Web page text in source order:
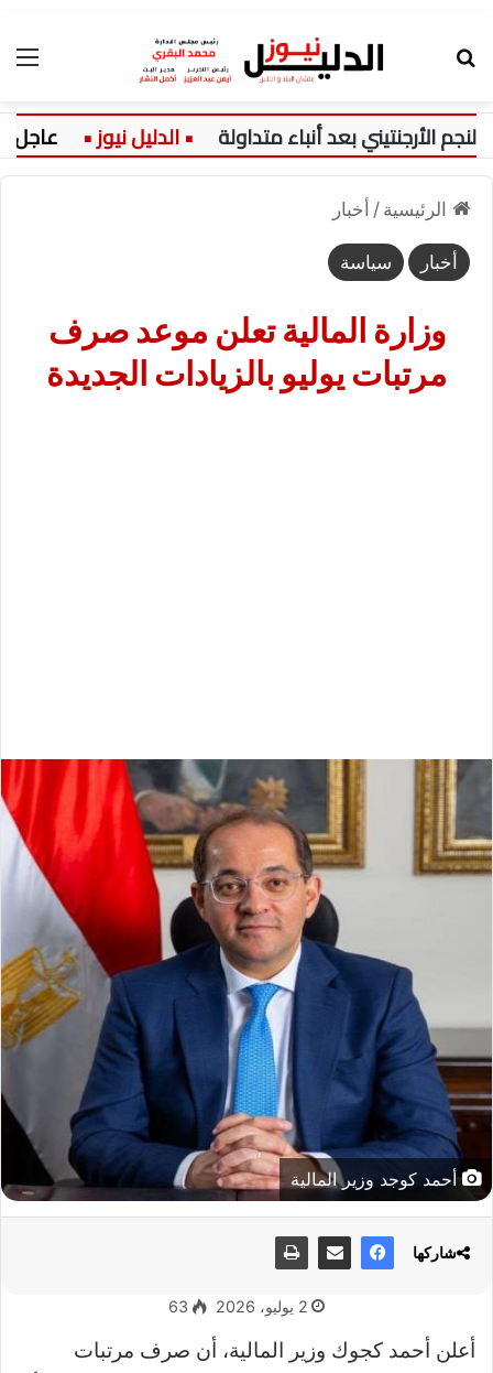
بعد أنباء متداولة عاجل:
الرئيسية / أخبار
أخبار سياسة
وزارة المالية تعلن موعد صرف
مرتبات يوليو بالزيادات الجديدة
أحمد كوجد وزير المالية
2 يوليو، 2026 63
أعلن أحمد كجوك وزير المالية، أن صرف مرتبات
شاركها